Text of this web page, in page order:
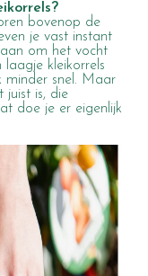
bovenop de
je vast instant
om het vocht
kleikorrels
minder snel. Maar
juist is, die
doe je er eigenlijk